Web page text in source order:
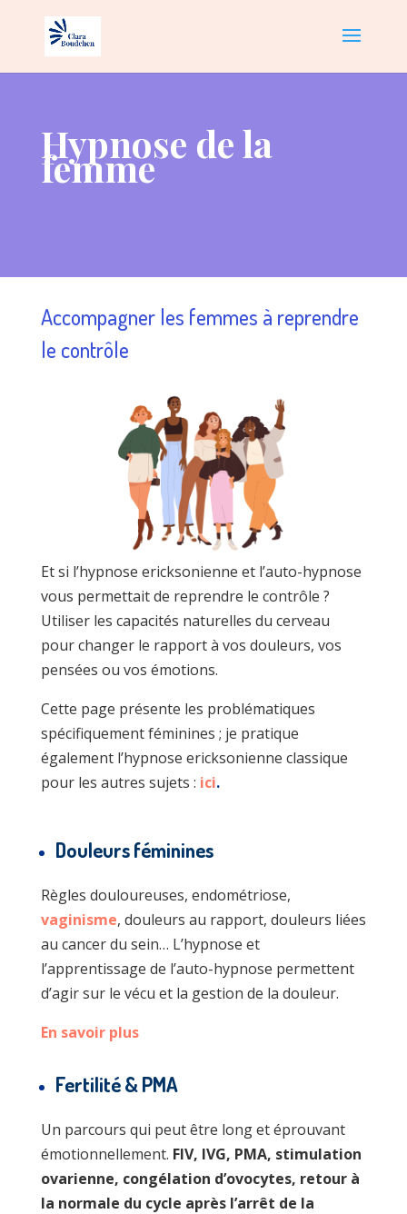
Hypnose de la
femme
Accompagner les femmes à reprendre
le contrôle
Et si l’hypnose ericksonienne et l’auto-hypnose
vous permettait de reprendre le contrôle ?
Utiliser les capacités naturelles du cerveau
pour changer le rapport à vos douleurs, vos
pensées ou vos émotions.
Cette page présente les problématiques
spécifiquement féminines ; je pratique
également l’hypnose ericksonienne classique
pour les autres sujets : ici.
Douleurs féminines
Règles douloureuses, endométriose,
vaginisme, douleurs au rapport, douleurs liées
au cancer du sein… L’hypnose et
l’apprentissage de l’auto-hypnose permettent
d’agir sur le vécu et la gestion de la douleur.
En savoir plus
Fertilité & PMA
Un parcours qui peut être long et éprouvant
émotionnellement. FIV, IVG, PMA, stimulation
ovarienne, congélation d’ovocytes, retour à
la normale du cycle après l’arrêt de la